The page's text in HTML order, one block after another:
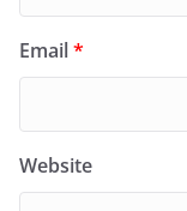
Email*
Website